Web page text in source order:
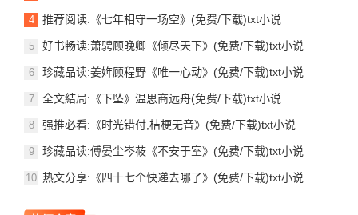
推荐阅读:《七年相守一场空》(免费/下载)txt小说
好书畅读:萧骋顾晚卿《倾尽天下》(免费/下载)txt小说
珍藏品读:姜姩顾程野《唯一心动》(免费/下载)txt小说
全文結局:《下坠》温思商远舟(免费/下载)txt小说
强推必看:《时光错付,桔梗无音》(免费/下载)txt小说
珍藏品读:傅晏尘岑莜《不安于室》(免费/下载)txt小说
热文分享:《四十七个快递去哪了》(免费/下载)txt小说